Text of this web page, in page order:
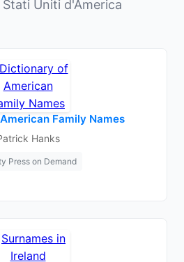
Uniti d'America
Family Names
Hanks
Press on Demand